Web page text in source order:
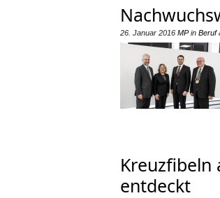
26. Januar 2016 MPin Beruf
Kreuzfibeln
entdeckt